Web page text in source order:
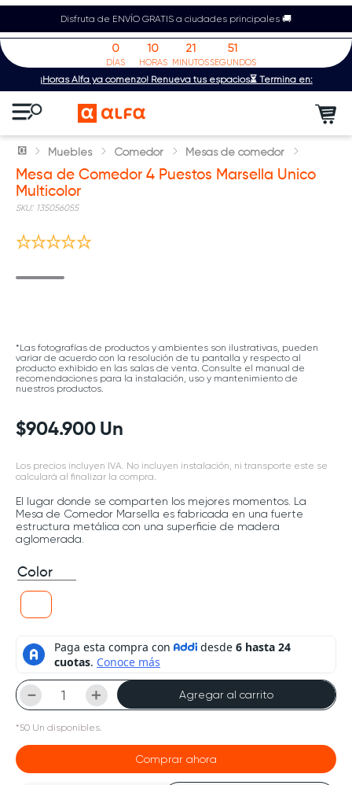
Disfruta de ENVÍO GRATIS a ciudades principales 🚚
¡Horas Alfa ya comenzó! Renueva tus espacios⏳ Termina en:
0
DÍAS
10
HORAS
21
MINUTOS
50
SEGUNDOS
Muebles Comedor Mesas de comedor
Mesa de Comedor 4 Puestos Marsella Unico
Multicolor
: 135056055
*Las fotografías de productos y ambientes son ilustrativas, pueden
variar de acuerdo con la resolución de tu pantalla y respecto al
producto exhibido en las salas de venta. Consulte el manual de
recomendaciones para la instalación, uso y mantenimiento de
nuestros productos.
$904.900 Un
Los precios incluyen IVA. No incluyen instalación, ni transporte este se
calculará al finalizar la compra.
El lugar donde se comparten los mejores momentos. La
Mesa de Comedor Marsella es fabricada en una fuerte
estructura metálica con una superficie de madera
aglomerada.
Color
＋
－ Agregar al carrito
*50 Un disponibles.
Comprar ahora